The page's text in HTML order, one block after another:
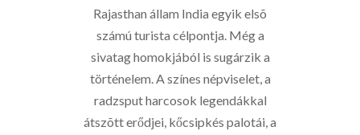
Rajasthan állam India egyik elsõ
számú turista célpontja. Még a
sivatag homokjából is sugárzik a
történelem. A színes népviselet, a
radzsput harcosok legendákkal
átszõtt erődjei, kőcsipkés palotái, a